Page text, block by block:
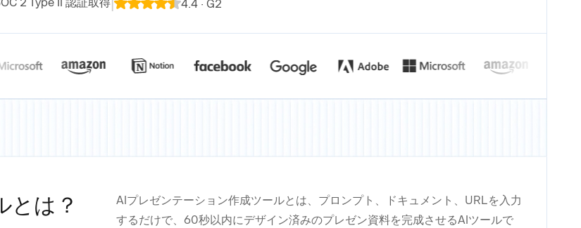
4.4 · G2
とは？
AIプレゼンテーション作成ツールとは、プロンプト、ドキュメント、URLを入力
するだけで、60秒以内にデザイン済みのプレゼン資料を完成させるAIツールで